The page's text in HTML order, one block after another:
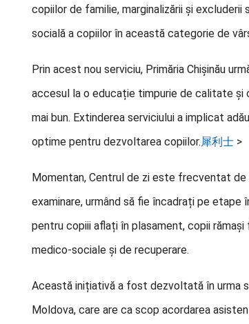
copiilor de familie, marginalizării și
socială a copiilor în această categorie de
Prin acest nou serviciu, Primăria Chișinău
accesul la o educație timpurie de calitate și
mai bun. Extinderea serviciului a implicat
optime pentru dezvoltarea copiilor.犀利士 >
Momentan, Centrul de zi este frecventat
examinare, urmând să fie încadrați pe
pentru copiii aflați în plasament, copii
medico-sociale și de recuperare.
Această inițiativă a fost dezvoltată în urma
Moldova, care are ca scop acordarea